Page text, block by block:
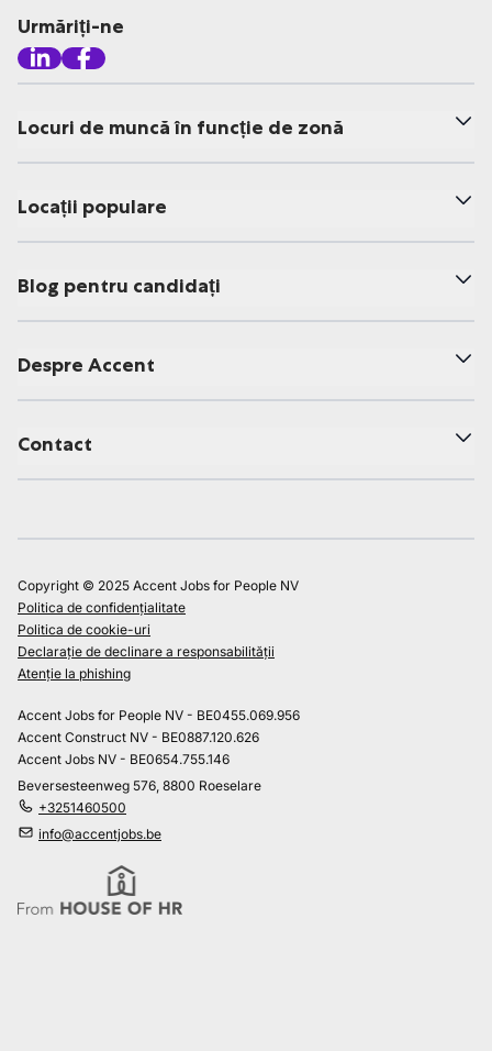
Urmăriți-ne
Locuri de muncă în funcție de zonă
Locații populare
Blog pentru candidați
Despre Accent
Contact
Copyright © 2025 Accent Jobs for People NV
Politica de confidențialitate
Politica de cookie-uri
Declarație de declinare a responsabilității
Atenție la phishing
Accent Jobs for People NV - BE0455.069.956
Accent Construct NV - BE0887.120.626
Accent Jobs NV - BE0654.755.146
Beversesteenweg 576, 8800 Roeselare
+3251460500
info@accentjobs.be